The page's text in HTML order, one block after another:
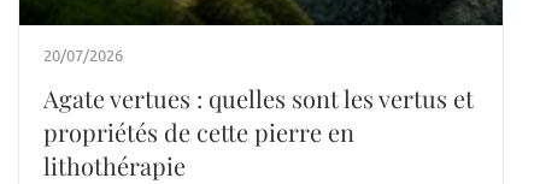
20/07/2026
Agate vertues : quelles sont les vertus et
propriétés de cette pierre en
lithothérapie